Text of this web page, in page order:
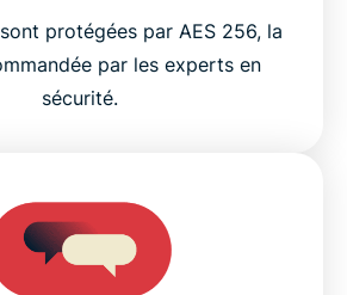
protégées par AES 256, la
par les experts en
sécurité.